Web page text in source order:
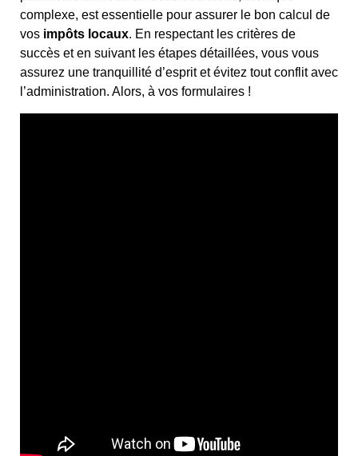
complexe, est essentielle pour assurer le bon calcul de
vos impôts locaux. En respectant les critères de
succès et en suivant les étapes détaillées, vous vous
assurez une tranquillité d’esprit et évitez tout conflit avec
l’administration. Alors, à vos formulaires !